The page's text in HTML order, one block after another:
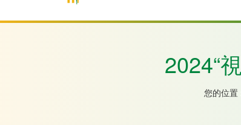
2024“
您的位置